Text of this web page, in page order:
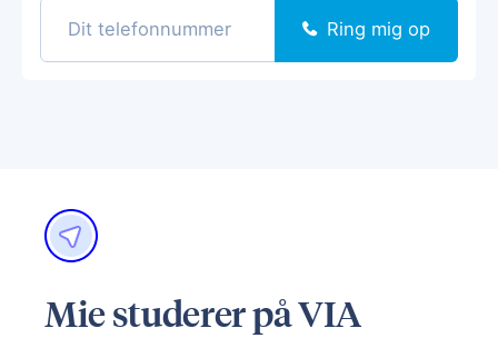
Ring mig op
Mie studerer på VIA